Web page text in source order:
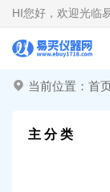
HI您好，欢迎光临
当前位置： 首
主 分 类